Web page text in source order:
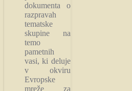
dokumenta o
razpravah
tematske
skupine na
temo
pametnih
vasi, ki deluje
v okviru
Evropske
mreže za